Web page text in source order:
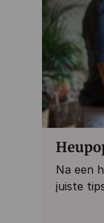
Na een
juiste